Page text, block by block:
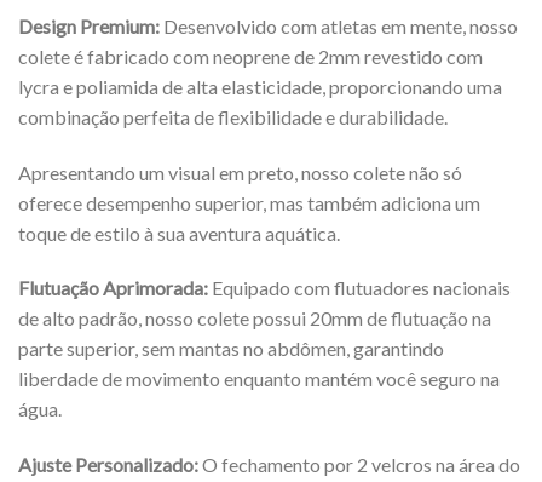
Design Premium: Desenvolvido com atletas em mente, nosso
colete é fabricado com neoprene de 2mm revestido com
lycra e poliamida de alta elasticidade, proporcionando uma
combinação perfeita de flexibilidade e durabilidade.
Apresentando um visual em preto, nosso colete não só
oferece desempenho superior, mas também adiciona um
toque de estilo à sua aventura aquática.
Flutuação Aprimorada: Equipado com flutuadores nacionais
de alto padrão, nosso colete possui 20mm de flutuação na
parte superior, sem mantas no abdômen, garantindo
liberdade de movimento enquanto mantém você seguro na
água.
Ajuste Personalizado:O fechamento por 2 velcros na área do